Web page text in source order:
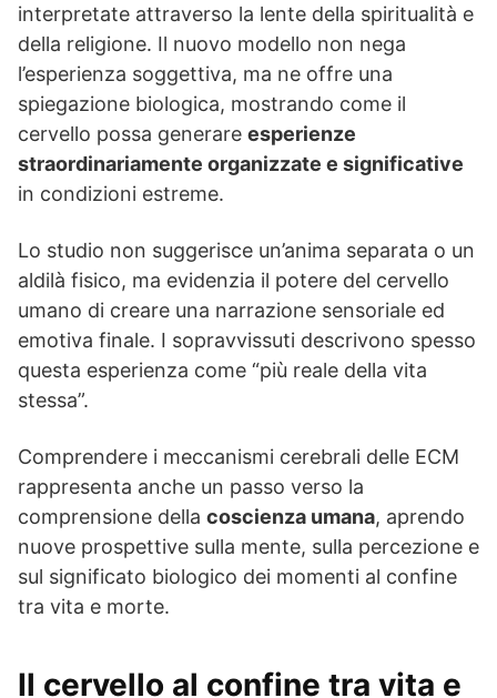
interpretate attraverso la lente della spiritualità e
della religione. Il nuovo modello non nega
l’esperienza soggettiva, ma ne offre una
spiegazione biologica, mostrando come il
cervello possa generare esperienze
straordinariamente organizzate e significative
in condizioni estreme.
Lo studio non suggerisce un’anima separata o un
aldilà fisico, ma evidenzia il potere del cervello
umano di creare una narrazione sensoriale ed
emotiva finale. I sopravvissuti descrivono spesso
questa esperienza come “più reale della vita
stessa”.
Comprendere i meccanismi cerebrali delle ECM
rappresenta anche un passo verso la
comprensione della coscienza umana, aprendo
nuove prospettive sulla mente, sulla percezione e
sul significato biologico dei momenti al confine
tra vita e morte.
Il cervello al confine tra vita e